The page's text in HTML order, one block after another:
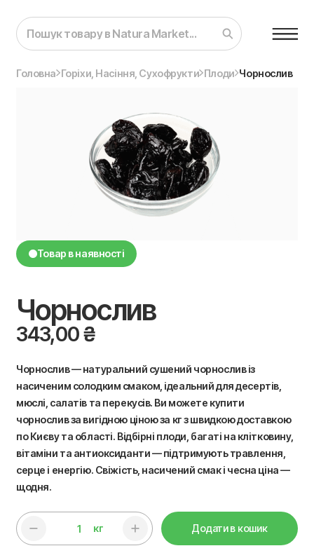
Головна Горіхи, Насіння, Сухофрукти Плоди Чорнослив
Товар в наявності
Чорнослив
343,00₴
Чорнослив — натуральний сушений чорнослив із
насиченим солодким смаком, ідеальний для десертів,
мюслі, салатів та перекусів. Ви можете купити
чорнослив за вигідною ціною за кг з швидкою доставкою
по Києву та області. Відбірні плоди, багаті на клітковину,
вітаміни та антиоксиданти — підтримують травлення,
серце і енергію. Свіжість, насичений смак і чесна ціна —
щодня.
кг Додати в кошик